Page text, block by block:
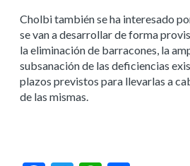
Cholbi también se ha interesado
se van a desarrollar de forma
la eliminación de barracones, la
subsanación de las deficiencias
plazos previstos para llevarlas a
de las mismas.